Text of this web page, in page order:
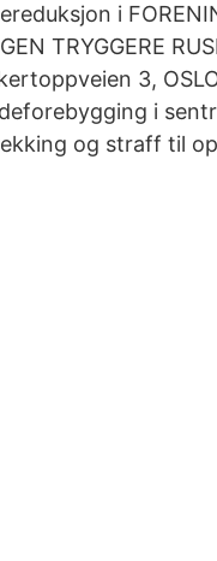
i
TRYGGERE
3,
i
og straff til